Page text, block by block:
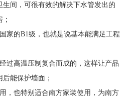
间，可很有效的解决下水管发出的
家的B1级，也就是说基本能满足工程
过高温压制复合而成的，这样让产品
能保护墙面；
，也特别适合南方家装使用，为南方